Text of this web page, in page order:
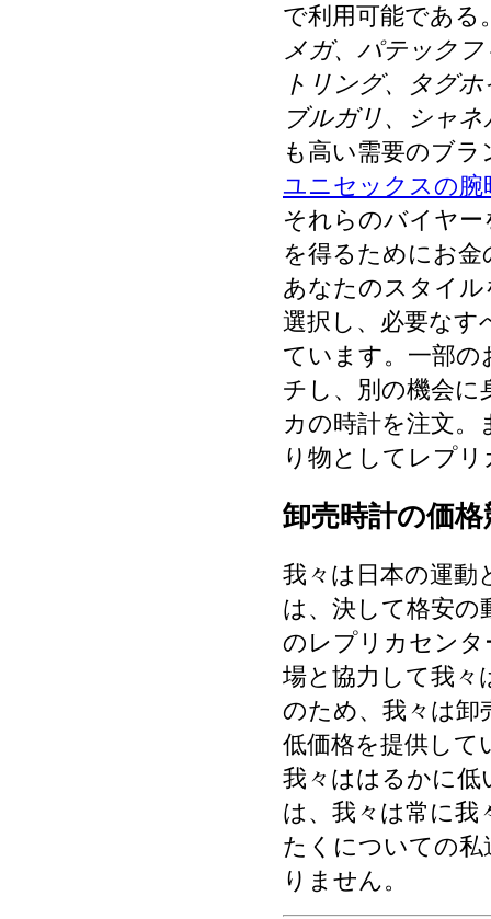
で利用可能である
メガ、パテック
トリング、タグ
ブルガリ、シャ
も高い需要のブ
ユニセックスの腕
それらのバイヤ
を得るためにお
あなたのスタイ
選択し、必要なす
ています。一部
チし、別の機会
カの時計を注文
り物としてレプ
卸売時計の価
我々は日本の運動
は、決して格安の
のレプリカセン
場と協力して我々
のため、我々は卸
低価格を提供して
我々ははるかに低
は、我々は常に我
たくについての私
りません。